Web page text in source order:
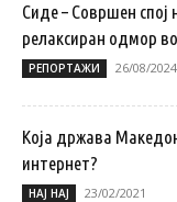
Сиде – Совршен
релаксиран одмор
РЕПОРТАЖИ 26/08/2024
Која држава
интернет?
НАЈ НАЈ 23/02/2021